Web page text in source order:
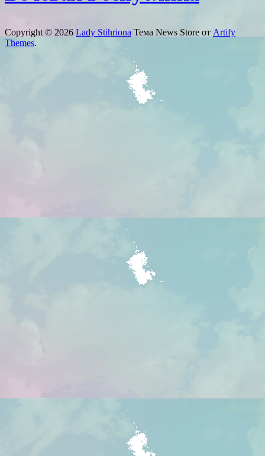
Copyright © 2026 Lady Stihriona Тема News Store от Artify
Themes.